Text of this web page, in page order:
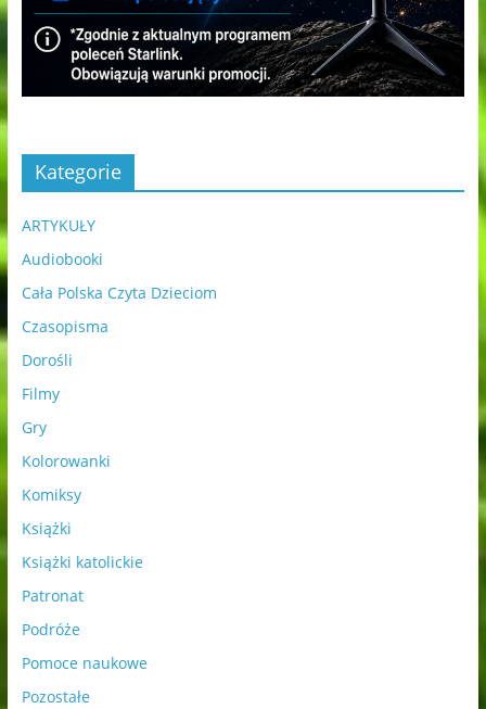
Kategorie
ARTYKUŁY
Audiobooki
Cała Polska Czyta Dzieciom
Czasopisma
Dorośli
Filmy
Gry
Kolorowanki
Komiksy
Książki
Książki katolickie
Patronat
Podróże
Pomoce naukowe
Pozostałe